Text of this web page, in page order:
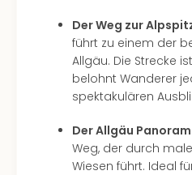
Der Weg zur
führt zu einem der
Allgäu. Die Strecke
belohnt Wanderer
spektakulären
Der Allgäu
Weg, der durch
Wiesen führt. Ideal